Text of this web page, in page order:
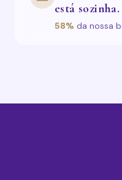
está sozinha.
58% da nossa